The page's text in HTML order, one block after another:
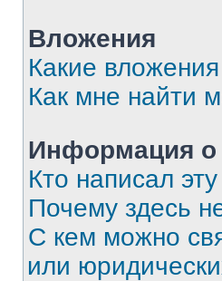
Вложения
Какие
Как мне найти
Информация о
Кто написал
Почему здесь
С кем можно
или